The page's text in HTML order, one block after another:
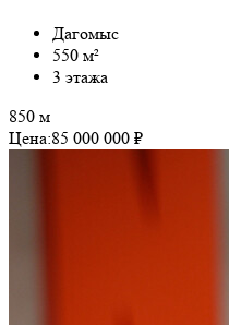
Дагомыс
550 м²
3 этажа
850 м
Цена:85 000 000 ₽